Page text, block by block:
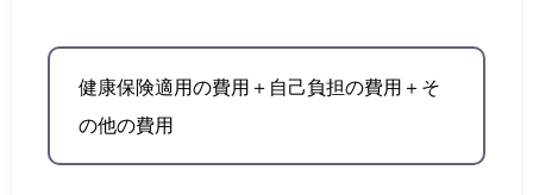
健康保険適用の費用＋自己負担の費用＋そ
の他の費用